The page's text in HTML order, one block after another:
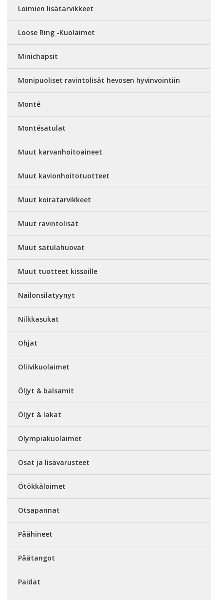
Loimien lisätarvikkeet
Loose Ring -Kuolaimet
Minichapsit
Monipuoliset ravintolisät hevosen hyvinvointiin
Monté
Montésatulat
Muut karvanhoitoaineet
Muut kavionhoitotuotteet
Muut koiratarvikkeet
Muut ravintolisät
Muut satulahuovat
Muut tuotteet kissoille
Nailonsilatyynyt
Nilkkasukat
Ohjat
Oliivikuolaimet
Öljyt & balsamit
Öljyt & lakat
Olympiakuolaimet
Osat ja lisävarusteet
Ötökkäloimet
Otsapannat
Päähineet
Päätangot
Paidat